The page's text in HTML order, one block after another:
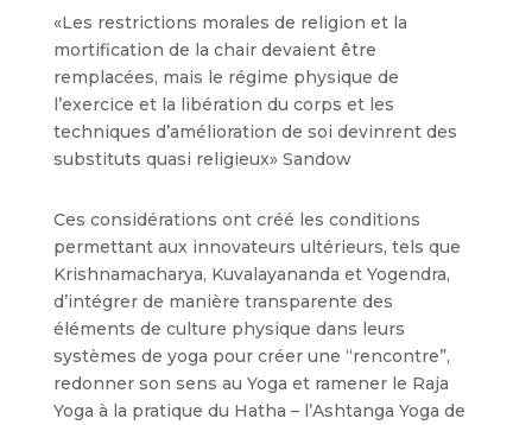
«Les restrictions morales de religion et la
mortification de la chair devaient être
remplacées, mais le régime physique de
l’exercice et la libération du corps et les
techniques d’amélioration de soi devinrent des
substituts quasi religieux» Sandow
Ces considérations ont créé les conditions
permettant aux innovateurs ultérieurs, tels que
Krishnamacharya, Kuvalayananda et Yogendra,
d’intégrer de manière transparente des
éléments de culture physique dans leurs
systèmes de yoga pour créer une “rencontre”,
redonner son sens au Yoga et ramener le Raja
Yoga à la pratique du Hatha – l’Ashtanga Yoga de